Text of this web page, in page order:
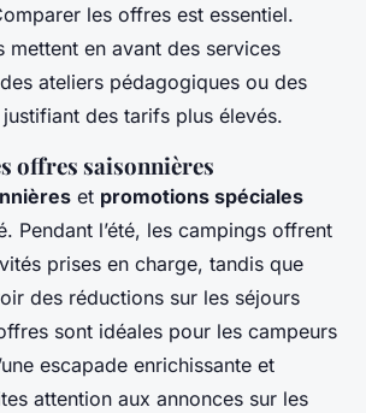
les offres est essentiel.
mettent en avant des services
ateliers pédagogiques ou des
des tarifs plus élevés.
offres saisonnières
et promotions spéciales
Pendant l’été, les campings offrent
prises en charge, tandis que
des réductions sur les séjours
sont idéales pour les campeurs
escapade enrichissante et
attention aux annonces sur les